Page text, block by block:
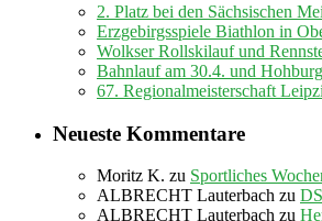
2. Platz bei den Sächsischen
Erzgebirgsspiele Biathlon in
Wolkser Rollskilauf und
Bahnlauf am 30.4. und
67. Regionalmeisterschaft
Neueste Kommentare
Moritz K. zu Sportliches
ALBRECHT Lauterbach zu
ALBRECHT Lauterbach zu